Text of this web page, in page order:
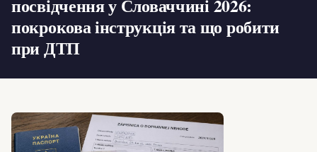
посвідчення у Словаччині 2026:
покрокова інструкція та що робити
при ДТП